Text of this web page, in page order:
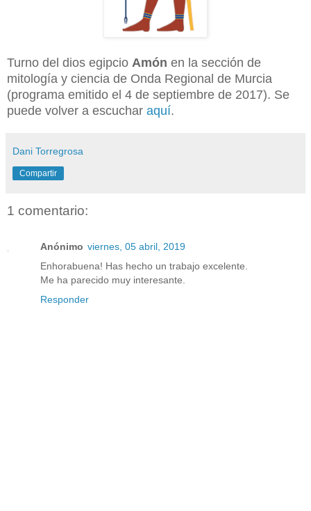
Turno del dios egipcio Amón en la sección de
mitología y ciencia de Onda Regional de Murcia
(programa emitido el 4 de septiembre de 2017). Se
puede volver a escuchar aquí.
Dani Torregrosa
Compartir
1 comentario:
Anónimo viernes, 05 abril, 2019
Enhorabuena! Has hecho un trabajo excelente.
Me ha parecido muy interesante.
Responder